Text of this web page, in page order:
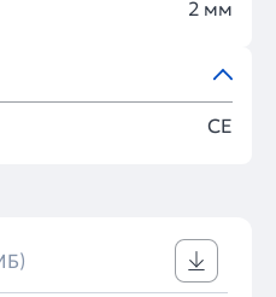
2 мм
CE